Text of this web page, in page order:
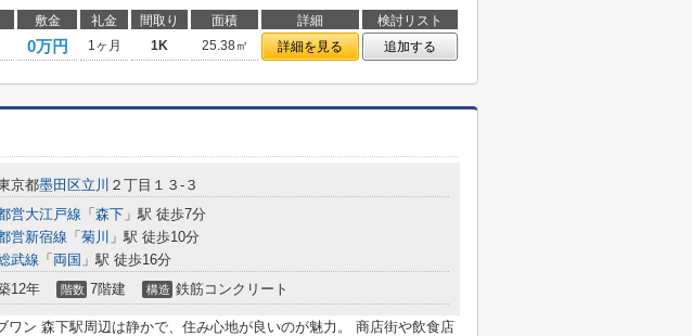
敷金 礼金 間取り 面積 詳細
検討リスト
0万円 1ヶ月 1K 25.38㎡ 詳細を見る 追加する
京都墨田区立川 ２丁目１３-３
営大江戸線 「 森下 」駅 徒歩7分
営新宿線 「 菊川 」駅 徒歩10分
武線 「 両国 」駅 徒歩16分
12年 階数 7階建 構造 鉄筋コンクリート
ワン 森下駅周辺は静かで、住み心地が良いのが魅力。 商店街や飲食店